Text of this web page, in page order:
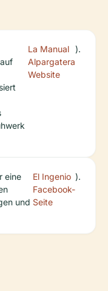
La Manual
Alpargatera
Website
).
eine
und
El Ingenio
Facebook-
Seite
).